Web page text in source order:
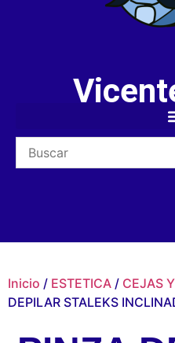
Inicio / ESTETICA / CEJAS
DEPILAR STALEKS